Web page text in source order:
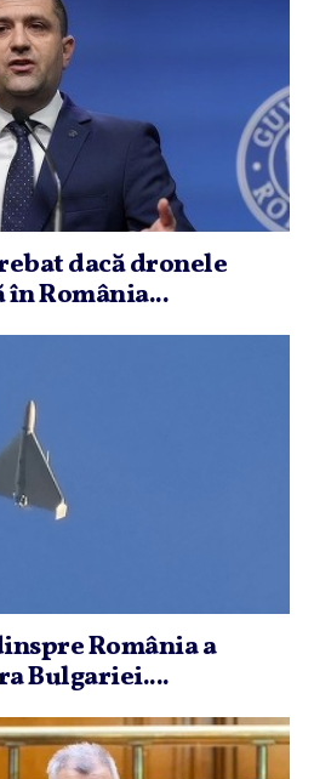
dacă dronele
România...
România a
Bulgariei....